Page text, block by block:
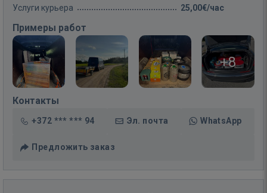
Услуги курьера 25,00€/час
Примеры работ
+8
Контакты
+372 *** *** 94 Эл. почта WhatsApp
Предложить заказ